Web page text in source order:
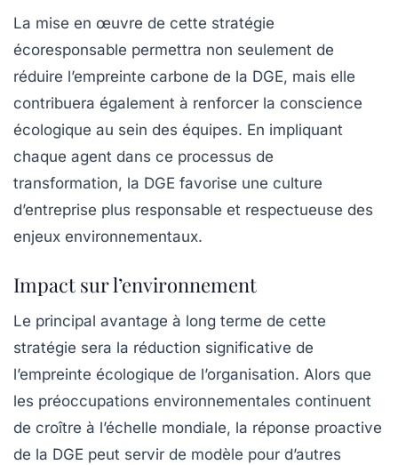
La mise en œuvre de cette stratégie
écoresponsable permettra non seulement de
réduire l’empreinte carbone de la DGE, mais elle
contribuera également à renforcer la conscience
écologique au sein des équipes. En impliquant
chaque agent dans ce processus de
transformation, la DGE favorise une culture
d’entreprise plus responsable et respectueuse des
enjeux environnementaux.
Impact sur l’environnement
Le principal avantage à long terme de cette
stratégie sera la réduction significative de
l’empreinte écologique de l’organisation. Alors que
les préoccupations environnementales continuent
de croître à l’échelle mondiale, la réponse proactive
de la DGE peut servir de modèle pour d’autres